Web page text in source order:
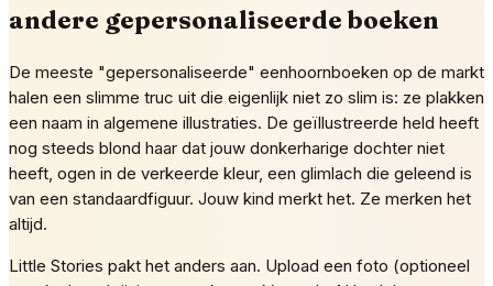
andere gepersonaliseerde boeken
De meeste "gepersonaliseerde" eenhoornboeken op de markt
halen een slimme truc uit die eigenlijk niet zo slim is: ze plakken
een naam in algemene illustraties. De geïllustreerde held heeft
nog steeds blond haar dat jouw donkerharige dochter niet
heeft, ogen in de verkeerde kleur, een glimlach die geleend is
van een standaardfiguur. Jouw kind merkt het. Ze merken het
altijd.
Little Stories pakt het anders aan. Upload een foto (optioneel